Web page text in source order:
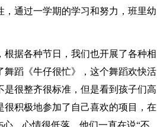
通过一学期的学习和努力，班里幼
据各种节日，我们也开展了各种相
蹈《牛仔很忙》，这个舞蹈欢快活
很整齐很标准，但是看到孩子们高
积极地参加了自己喜欢的项目，在
，心情很低落，他们一直在说“不